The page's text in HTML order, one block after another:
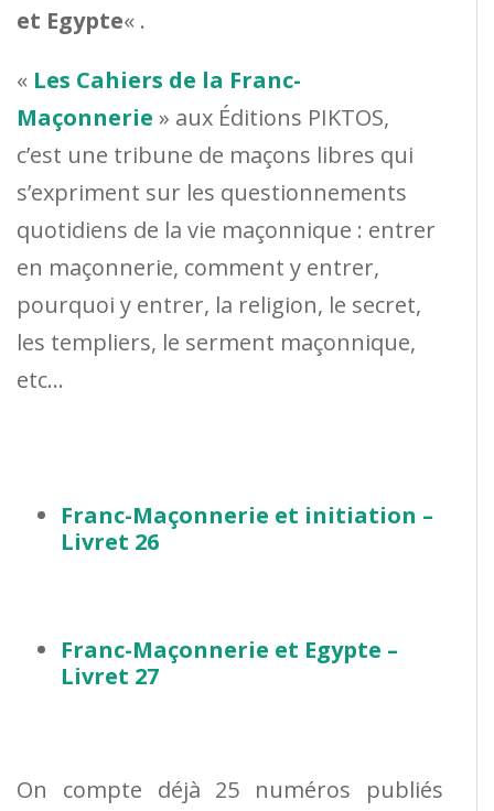
et Egypte« .
« Les Cahiers de la Franc-
Maçonnerie » aux Éditions PIKTOS,
c’est une tribune de maçons libres qui
s’expriment sur les questionnements
quotidiens de la vie maçonnique : entrer
en maçonnerie, comment y entrer,
pourquoi y entrer, la religion, le secret,
les templiers, le serment maçonnique,
etc…
Franc-Maçonnerie et initiation –
Livret 26
Franc-Maçonnerie et Egypte –
Livret 27
On compte déjà 25 numéros publiés